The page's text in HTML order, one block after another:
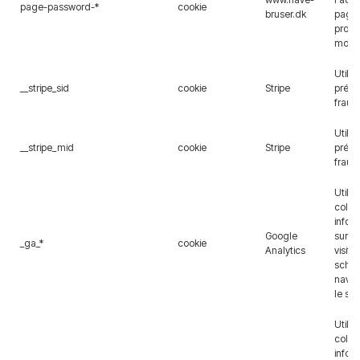
page-password-* cookie
bruser.dk
mot
__stripe_sid cookie Stripe
__stripe_mid cookie Stripe
_ga_* cookie
Google
Analytics
sur
le